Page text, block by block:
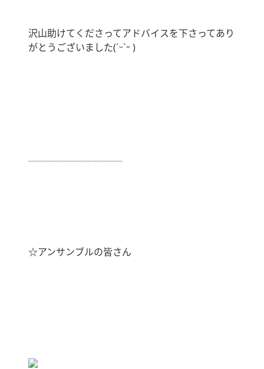
沢山助けてくださってアドバイスを下さってあり
がとうございました(ˊᵕˋ˶ )
┈┈┈┈┈┈┈┈┈┈
☆アンサンブルの皆さん